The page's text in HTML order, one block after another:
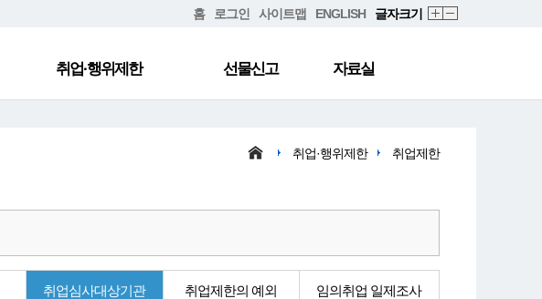
홈 로그인 사이트맵 ENGLISH 글자크기
취업·행위제한 선물신고 자료실
취업·행위제한 취업제한
취업심사대상기관 취업제한의 예외 임의취업 일제조사